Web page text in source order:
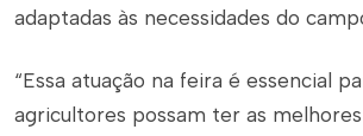
adaptadas às necessidades do
“Essa atuação na feira é essencial
agricultores possam ter as